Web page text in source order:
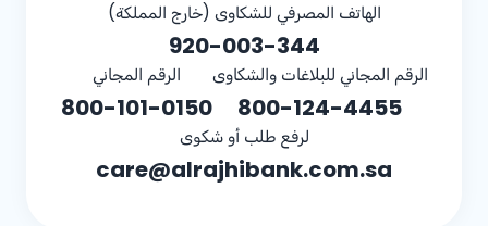
الهاتف المصرفي للشكاوى (خارج المملكة)
920-003-344
الرقم المجاني للبلاغات والشكاوى
800-124-4455
الرقم المجاني
800-101-0150
لرفع طلب أو شكوى
care@alrajhibank.com.sa